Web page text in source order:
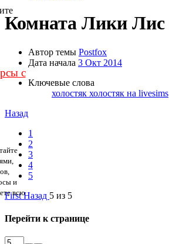
с
и
всю
Комната Лики Лис
Автор темы Postfox
Дата начала 3 Окт 2014
Ключевые слова
холостяк холостяк на livesims
Назад
1
2
3
4
5
First Назад 5 из 5
Перейти к странице